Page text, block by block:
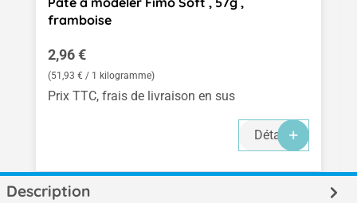
framboise
Prix régulier :
2,96 €
(51,93 € / 1 kilogramme)
Prix TTC, frais de livraison en sus
Détails
Description